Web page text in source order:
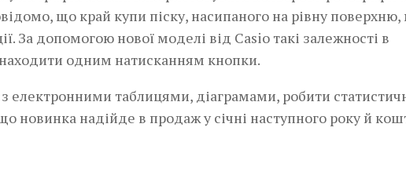
що край купи піску, насипаного на рівну поверхню,
За допомогою нової моделі від Casio такі залежності в
одним натисканням кнопки.
електрон­ними таблицями, діаграмами, робити
новинка надійде в продаж у січні наступного року й­